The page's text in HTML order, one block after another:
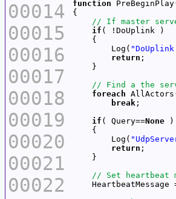
00014
00015
00016
00017
00018
00019
00020
00021
00022
function
if
        Log(
return
foreach
break
if ( Query==None
        Log(
return
HeartbeatMessage